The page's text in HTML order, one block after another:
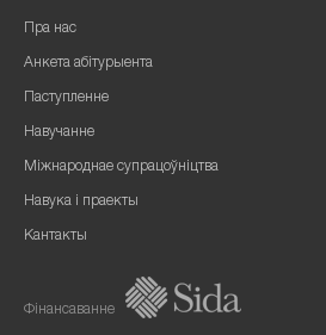
Пра нас
Анкета абітурыента
Паступленне
Навучанне
Міжнароднае супрацоўніцтва
Навука і праекты
Кантакты
Фінансаванне